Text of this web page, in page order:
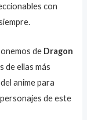
con
de Dragon
de ellas más
anime para
de este